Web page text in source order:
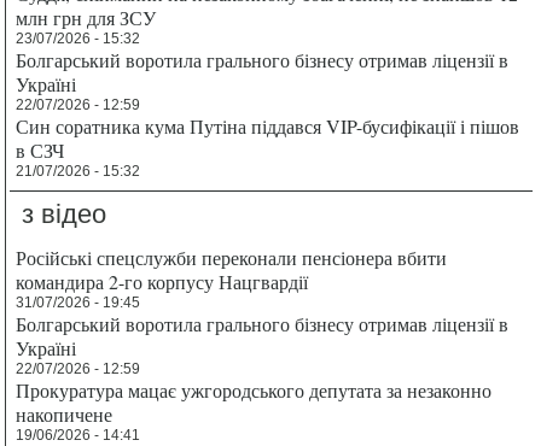
млн грн для ЗСУ
23/07/2026 - 15:32
Болгарський воротила грального бізнесу отримав ліцензії в
Україні
22/07/2026 - 12:59
Син соратника кума Путіна піддався VIP-бусифікації і пішов
в СЗЧ
21/07/2026 - 15:32
з відео
Російські спецслужби переконали пенсіонера вбити
командира 2-го корпусу Нацгвардії
31/07/2026 - 19:45
Болгарський воротила грального бізнесу отримав ліцензії в
Україні
22/07/2026 - 12:59
Прокуратура мацає ужгородського депутата за незаконно
накопичене
19/06/2026 - 14:41